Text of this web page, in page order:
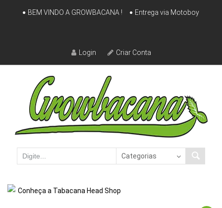
Skip
BEM VINDO A GROWBACANA ! Entrega via Motoboy
Login Criar Conta
Conheça a Tabacana Head Shop